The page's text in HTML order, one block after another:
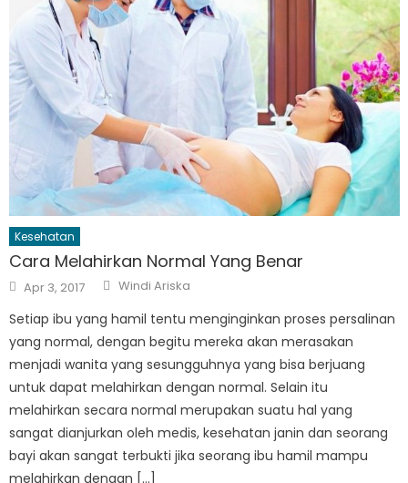
Kesehatan
Cara Melahirkan Normal Yang Benar
Posted
on
Apr 3, 2017 Author
Windi Ariska
Setiap ibu yang hamil tentu menginginkan proses persalinan
yang normal, dengan begitu mereka akan merasakan
menjadi wanita yang sesungguhnya yang bisa berjuang
untuk dapat melahirkan dengan normal. Selain itu
melahirkan secara normal merupakan suatu hal yang
sangat dianjurkan oleh medis, kesehatan janin dan seorang
bayi akan sangat terbukti jika seorang ibu hamil mampu
melahirkan dengan […]